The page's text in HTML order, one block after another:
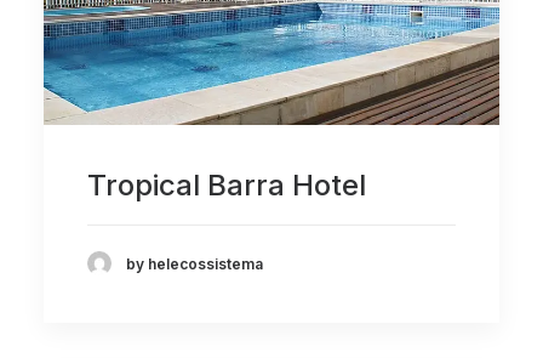
Tropical Barra Hotel
by helecossistema